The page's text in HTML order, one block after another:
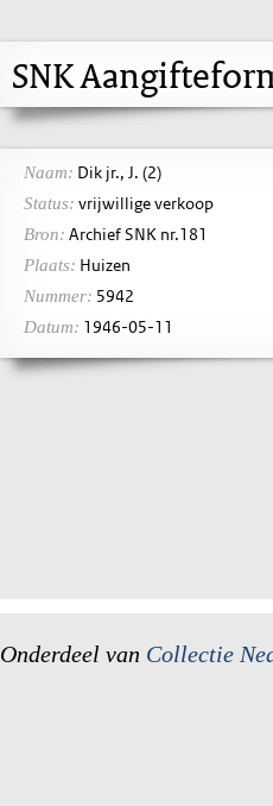
SNK
Naam: Dik jr., J. (2)
Status: vrijwillige verkoop
Bron: Archief SNK nr.181
Plaats: Huizen
Nummer: 5942
Datum: 1946-05-11
Onderdeel van Collectie